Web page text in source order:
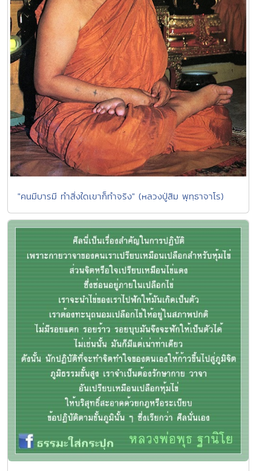
"คนมีบารมี ทำสิ่งใดเขาก็ทำจริง" (หลวงปู่สิม พุทฺธาจาโร)